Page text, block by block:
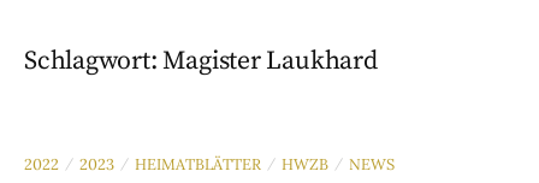
Schlagwort:Magister Laukhard
2022 / 2023 / HEIMATBLÄTTER / HWZB / NEWS